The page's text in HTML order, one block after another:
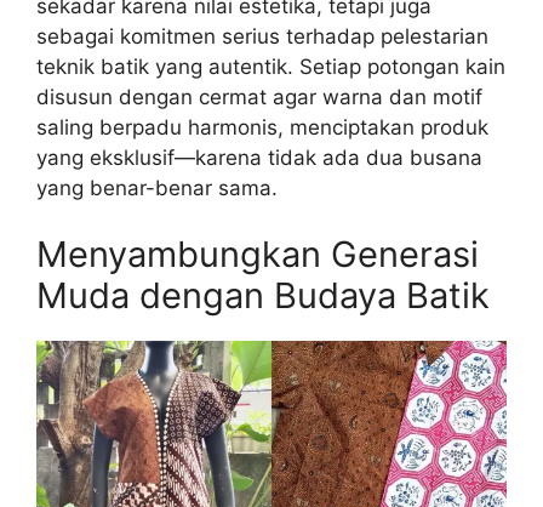
sekadar karena nilai estetika, tetapi juga
sebagai komitmen serius terhadap pelestarian
teknik batik yang autentik. Setiap potongan kain
disusun dengan cermat agar warna dan motif
saling berpadu harmonis, menciptakan produk
yang eksklusif—karena tidak ada dua busana
yang benar-benar sama.
Menyambungkan Generasi
Muda dengan Budaya Batik